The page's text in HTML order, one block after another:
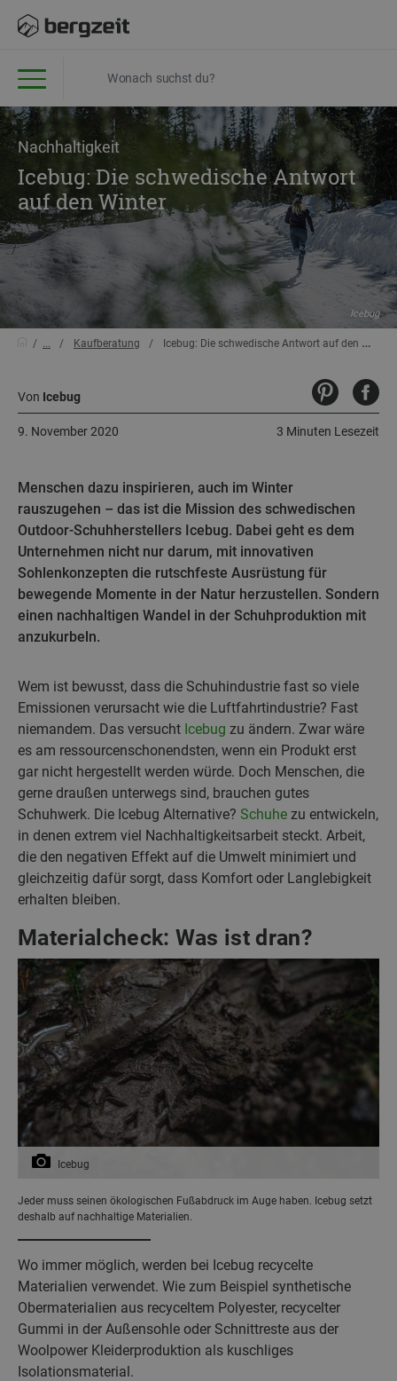
Nachhaltigkeit
Icebug: Die schwedische Antwort
auf den Winter
Icebug
... Kaufberatung Icebug: Die schwedische Antwort auf den Winter
Von Icebug
3 Minuten Lesezeit
9. November 2020
Menschen dazu inspirieren, auch im Winter
rauszugehen – das ist die Mission des schwedischen
Outdoor-Schuhherstellers Icebug. Dabei geht es dem
Unternehmen nicht nur darum, mit innovativen
Sohlenkonzepten die rutschfeste Ausrüstung für
bewegende Momente in der Natur herzustellen. Sondern
einen nachhaltigen Wandel in der Schuhproduktion mit
anzukurbeln.
Wem ist bewusst, dass die Schuhindustrie fast so viele
Emissionen verursacht wie die Luftfahrtindustrie? Fast
niemandem. Das versucht Icebug zu ändern. Zwar wäre
es am ressourcenschonendsten, wenn ein Produkt erst
gar nicht hergestellt werden würde. Doch Menschen, die
gerne draußen unterwegs sind, brauchen gutes
Schuhwerk. Die Icebug Alternative? Schuhe zu entwickeln,
in denen extrem viel Nachhaltigkeitsarbeit steckt. Arbeit,
die den negativen Effekt auf die Umwelt minimiert und
gleichzeitig dafür sorgt, dass Komfort oder Langlebigkeit
erhalten bleiben.
Materialcheck: Was ist dran?
Icebug
Jeder muss seinen ökologischen Fußabdruck im Auge haben. Icebug setzt
deshalb auf nachhaltige Materialien.
Wo immer möglich, werden bei Icebug recycelte
Materialien verwendet. Wie zum Beispiel synthetische
Obermaterialien aus recyceltem Polyester, recycelter
Gummi in der Außensohle oder Schnittreste aus der
Woolpower Kleiderproduktion als kuschliges
Isolationsmaterial.